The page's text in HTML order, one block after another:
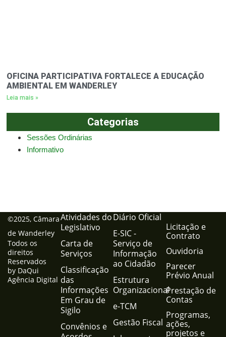
Categorias
Sessões Ordinárias
Informativo
OFICINA PARTICIPATIVA FORTALECE A EDUCAÇÃO
AMBIENTAL EM WANDERLEY
Leia mais »
©2025, Câmara
de Wanderley
Todos os
direitos
Reservados
by DaQui
Agência Digital
Atividades do
Legislativo
Carta de
Serviços
Classificação
das
Informações
Em Grau de
Sigilo
Convênios e
Diário Oficial
E-SIC -
Serviço de
Informação
ao Cidadão
Estrutura
Organizacional
e-TCM
Gestão Fiscal
Licitação e
Contrato
Ouvidoria
Parecer
Prévio Anual
Prestação de
Contas
Programas,
ações,
projetos e